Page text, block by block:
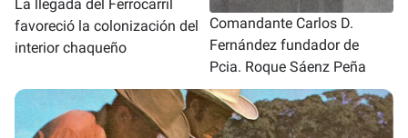
La llegada del Ferrocarril
favoreció la colonización del
interior chaqueño
Comandante Carlos D.
Fernández fundador de
Pcia. Roque Sáenz Peña